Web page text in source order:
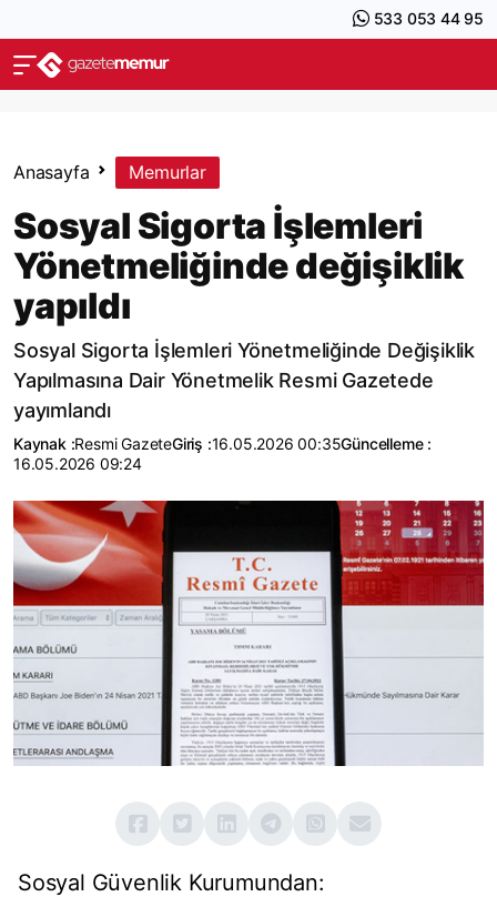
533 053 44 95
Anasayfa Memurlar
Sosyal Sigorta İşlemleri
Yönetmeliğinde değişiklik
yapıldı
Sosyal Sigorta İşlemleri Yönetmeliğinde Değişiklik
Yapılmasına Dair Yönetmelik Resmi Gazetede
yayımlandı
Kaynak :Resmi GazeteGiriş :16.05.2026 00:35Güncelleme :
16.05.2026 09:24
Sosyal Güvenlik Kurumundan: